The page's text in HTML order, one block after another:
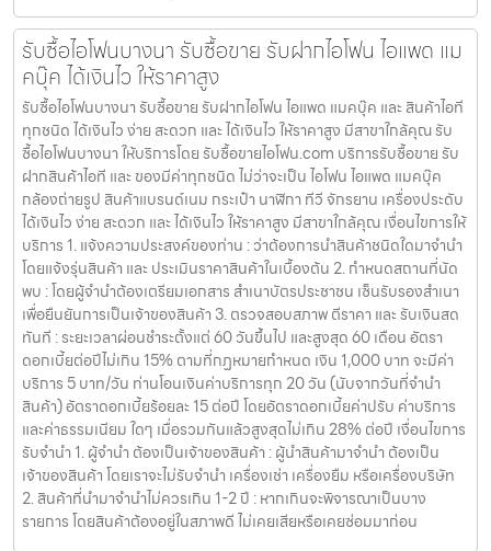
รับซื้อไอโฟนบางนา รับซื้อขาย รับฝากไอโฟน ไอแพด แม
คบุ๊ค ได้เงินไว ให้ราคาสูง
รับซื้อไอโฟนบางนา รับซื้อขาย รับฝากไอโฟน ไอแพด แมคบุ๊ค และ สินค้าไอที
ทุกชนิด ได้เงินไว ง่าย สะดวก และ ได้เงินไว ให้ราคาสูง มีสาขาใกล้คุณ รับ
ซื้อไอโฟนบางนา ให้บริการโดย รับซื้อขายไอโฟน.com บริการรับซื้อขาย รับ
ฝากสินค้าไอที และ ของมีค่าทุกชนิด ไม่ว่าจะเป็น ไอโฟน ไอแพด แมคบุ๊ค
กล้องถ่ายรูป สินค้าแบรนด์เนม กระเป๋า นาฬิกา ทีวี จักรยาน เครื่องประดับ
ได้เงินไว ง่าย สะดวก และ ได้เงินไว ให้ราคาสูง มีสาขาใกล้คุณ เงื่อนไขการให้
บริการ 1. แจ้งความประสงค์ของท่าน : ว่าต้องการนำสินค้าชนิดใดมาจำนำ
โดยแจ้งรุ่นสินค้า และ ประเมินราคาสินค้าในเบื้องต้น 2. กำหนดสถานที่นัด
พบ : โดยผู้จำนำต้องเตรียมเอกสาร สำเนาบัตรประชาชน เซ็นรับรองสำเนา
เพื่อยืนยันการเป็นเจ้าของสินค้า 3. ตรวจสอบสภาพ ตีราคา และ รับเงินสด
ทันที : ระยะเวลาผ่อนชำระตั้งแต่ 60 วันขึ้นไป และสูงสุด 60 เดือน อัตรา
ดอกเบี้ยต่อปีไม่เกิน 15% ตามที่กฏหมายกำหนด เงิน 1,000 บาท จะมีค่า
บริการ 5 บาท/วัน ท่านโอนเงินค่าบริการทุก 20 วัน (นับจากวันที่จำนำ
สินค้า) อัตราดอกเบี้ยร้อยละ 15 ต่อปี โดยอัตราดอกเบี้ยค่าปรับ ค่าบริการ
และค่าธรรมเนียม ใดๆ เมื่อรวมกันแล้วสูงสุดไม่เกิน 28% ต่อปี เงื่อนไขการ
รับจำนำ 1. ผู้จำนำ ต้องเป็นเจ้าของสินค้า : ผู้นำสินค้ามาจำนำ ต้องเป็น
เจ้าของสินค้า โดยเราจะไม่รับจำนำ เครื่องเช่า เครื่องยืม หรือเครื่องบริษัท
2. สินค้าที่นำมาจำนำไม่ควรเกิน 1-2 ปี : หากเกินจะพิจารณาเป็นบาง
รายการ โดยสินค้าต้องอยู่ในสภาพดี ไม่เคยเสียหรือเคยซ่อมมาก่อน